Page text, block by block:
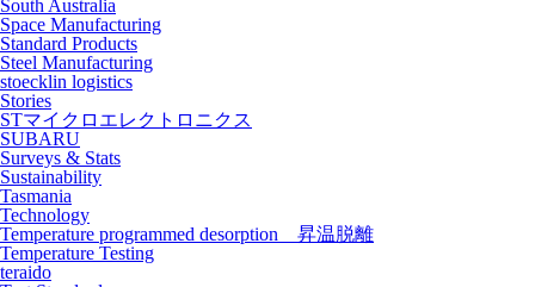
South Australia
Space Manufacturing
Standard Products
Steel Manufacturing
stoecklin logistics
Stories
STマイクロエレクトロニクス
SUBARU
Surveys & Stats
Sustainability
Tasmania
Technology
Temperature programmed desorption 昇温脱離
Temperature Testing
teraido